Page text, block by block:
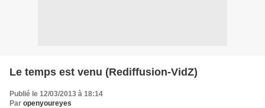
Le temps est venu (Rediffusion-VidZ)
Publié le 12/03/2013 à 18:14
Par openyoureyes